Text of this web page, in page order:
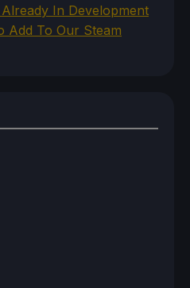
In Development
Add To Our Steam